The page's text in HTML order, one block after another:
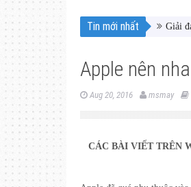
Tin mới nhất Giải
Apple nên
Aug 20, 2016 msmay
CÁC BÀI VIẾT TRÊN